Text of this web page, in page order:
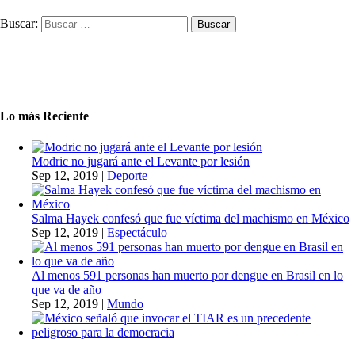
Buscar:
Lo más Reciente
Modric no jugará ante el Levante por lesión
Sep 12, 2019 | Deporte
Salma Hayek confesó que fue víctima del machismo en México
Sep 12, 2019 | Espectáculo
Al menos 591 personas han muerto por dengue en Brasil en lo
que va de año
Sep 12, 2019 | Mundo